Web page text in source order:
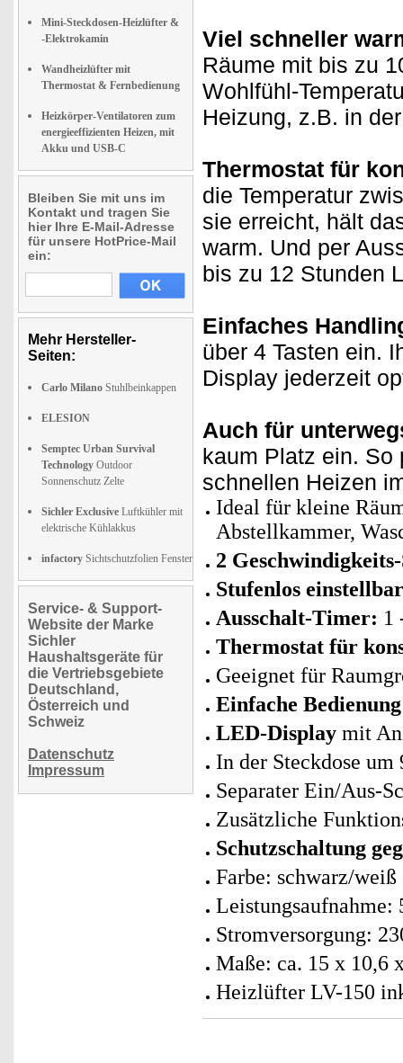
Mini-Steckdosen-Heizlüfter &
-Elektrokamin
Wandheizlüfter mit
Thermostat & Fernbedienung
Heizkörper-Ventilatoren zum
energieeffizienten Heizen, mit
Akku und USB-C
Bleiben Sie mit uns im
Kontakt und tragen Sie
hier Ihre E-Mail-Adresse
für unsere HotPrice-Mail
ein:
Mehr Hersteller-
Seiten:
Carlo Milano Stuhlbeinkappen
ELESION
Semptec Urban Survival
Technology Outdoor
Sonnenschutz Zelte
Sichler Exclusive Luftkühler mit
elektrische Kühlakkus
infactory Sichtschutzfolien Fenster
Service- & Support-
Website der Marke
Sichler
Haushaltsgeräte für
die Vertriebsgebiete
Deutschland,
Österreich und
Schweiz
Datenschutz
Impressum
Viel schneller
Räume mit bis zu
Wohlfühl-
Heizung, z.B. in
Thermostat für
die Temperatur
sie erreicht, hält
warm. Und per
bis zu 12 Stunden
Einfaches
über 4 Tasten ein.
Display jederzeit
Auch für
kaum Platz ein. So
schnellen Heizen
Ideal für kleine
Abstellkammer,
2
Stufenlos
Ausschalt-Timer: 1
Thermostat für
Geeignet für
Einfache
LED-Display mit
In der Steckdose um
Separater Ein/Aus-
Zusätzliche
Schutzschaltung
Farbe: schwarz/weiß
Leistungsaufnahme:
Stromversorgung:
Maße: ca. 15 x 10,6
Heizlüfter LV-150